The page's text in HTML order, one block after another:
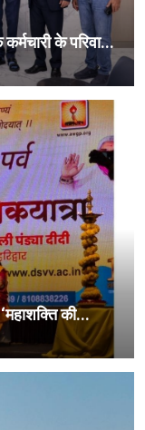
के परिवा...
की...